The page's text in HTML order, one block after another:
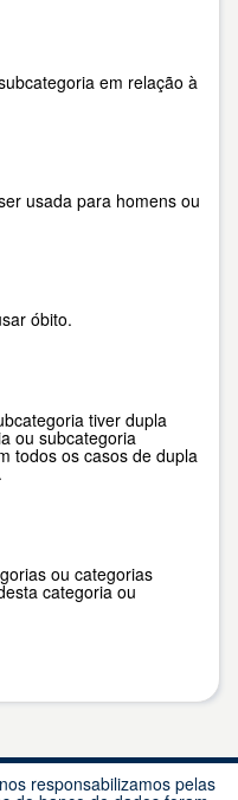
em relação à
usada para homens ou
óbito.
tiver dupla
ou subcategoria
todos os casos de dupla
ou categorias
categoria ou
responsabilizamos pelas